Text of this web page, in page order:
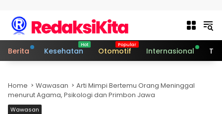
Berita Kesehatan Otomotif Internasional
Home Wawasan
Arti Mimpi Bertemu Orang Meninggal
menurut Agama, Psikologi dan Primbon Jawa
Wawasan